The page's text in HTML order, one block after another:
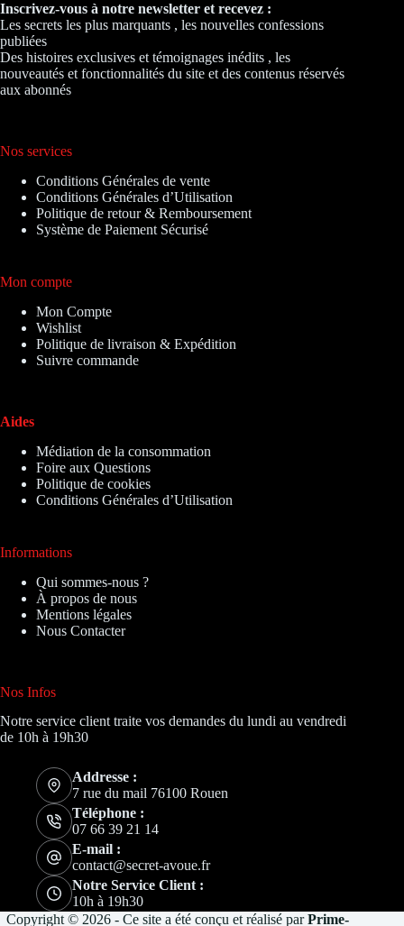
Inscrivez-vous à notre newsletter et recevez :
Les secrets les plus marquants , les nouvelles confessions
publiées
Des histoires exclusives et témoignages inédits , les
nouveautés et fonctionnalités du site et des contenus réservés
aux abonnés
Nos services
Conditions Générales de vente
Conditions Générales d’Utilisation
Politique de retour & Remboursement
Système de Paiement Sécurisé
Mon compte
Mon Compte
Wishlist
Politique de livraison & Expédition
Suivre commande
Aides
Médiation de la consommation
Foire aux Questions
Politique de cookies
Conditions Générales d’Utilisation
Informations
Qui sommes-nous ?
À propos de nous
Mentions légales
Nous Contacter
Nos Infos
Notre service client traite vos demandes du lundi au vendredi
de 10h à 19h30
Addresse :
7 rue du mail 76100 Rouen
Téléphone :
07 66 39 21 14
E-mail :
contact@secret-avoue.fr
Notre Service Client :
10h à 19h30
Copyright © 2026 - Ce site a été conçu et réalisé parPrime-